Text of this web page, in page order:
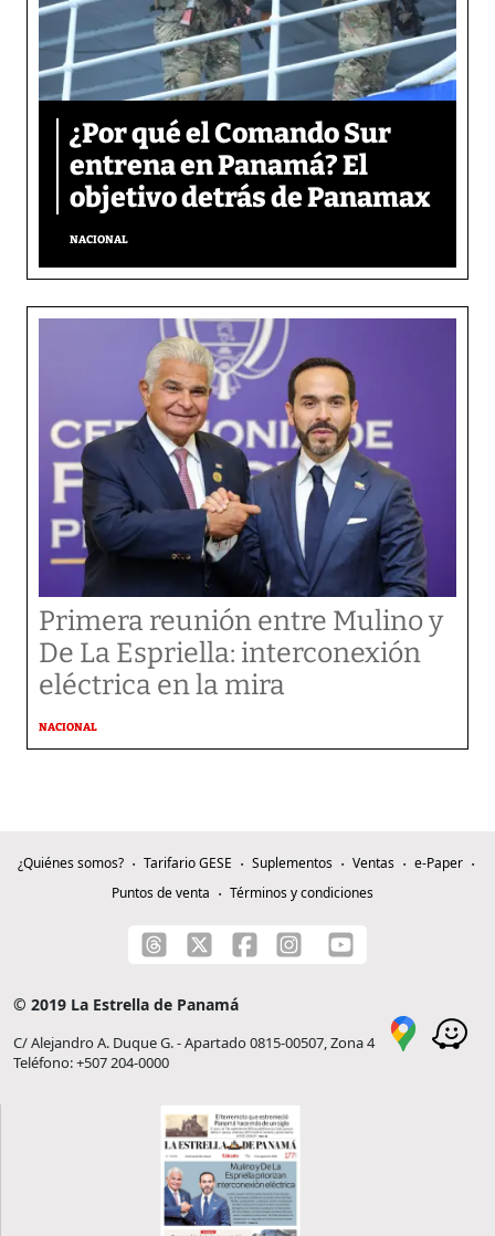
¿Por qué el Comando Sur
entrena en Panamá? El
objetivo detrás de Panamax
NACIONAL
Primera reunión entre Mulino y
De La Espriella: interconexión
eléctrica en la mira
NACIONAL
¿Quiénes somos? Tarifario GESE Suplementos Ventas
e-Paper
Puntos de venta
Términos y condiciones
© 2019 La Estrella de Panamá
C/ Alejandro A. Duque G. - Apartado 0815-00507, Zona 4
Teléfono: +507 204-0000